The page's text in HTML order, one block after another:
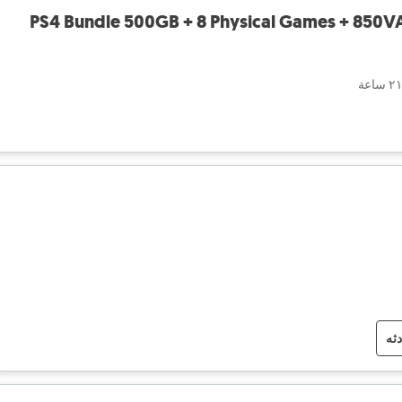
PS4 Bundle 500GB + 8 Physical Games +